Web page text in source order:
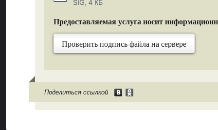
SIG, 4 КБ
Предоставляемая услуга носит
Проверить подпись файла на сервере
Поделиться ссылкой